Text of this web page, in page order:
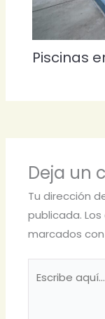
Piscinas
Deja un
Tu dirección
publicada.
marcados con